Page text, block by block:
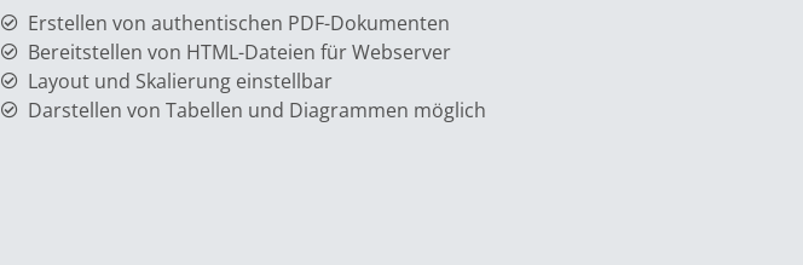
Erstellen von authentischen PDF-Dokumenten
Bereitstellen von HTML-Dateien für Webserver
Layout und Skalierung einstellbar
Darstellen von Tabellen und Diagrammen möglich